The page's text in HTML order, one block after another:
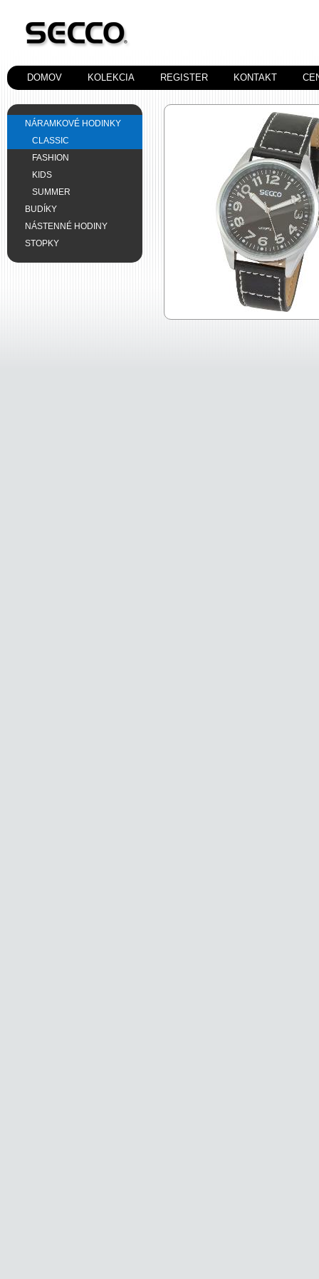
DOMOV KOLEKCIA REGISTER KONTAKT
NÁRAMKOVÉ HODINKY
CLASSIC
FASHION
KIDS
SUMMER
BUDÍKY
NÁSTENNÉ HODINY
STOPKY